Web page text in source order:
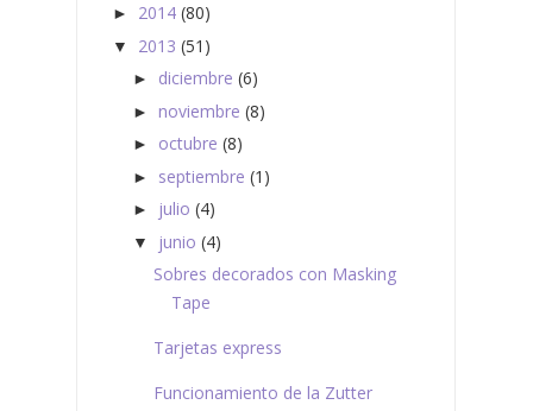
► 2014 (80)
▼ 2013 (51)
► diciembre (6)
► noviembre (8)
► octubre (8)
► septiembre (1)
► julio (4)
▼ junio (4)
Sobres decorados con Masking
Tape
Tarjetas express
Funcionamiento de la Zutter